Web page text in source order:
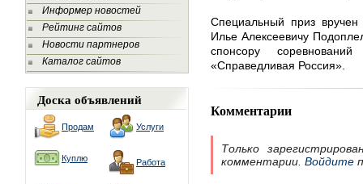
Информер новостей
Рейтинг сайтов
Новости партнеров
Каталог сайтов
Доска объявлений
Продам Услуги
Куплю Работа
Специальный приз
Илье Алексеевичу
спонсору
«Справедливая Россия».
Комментарии
Только
комментарии. Войдите